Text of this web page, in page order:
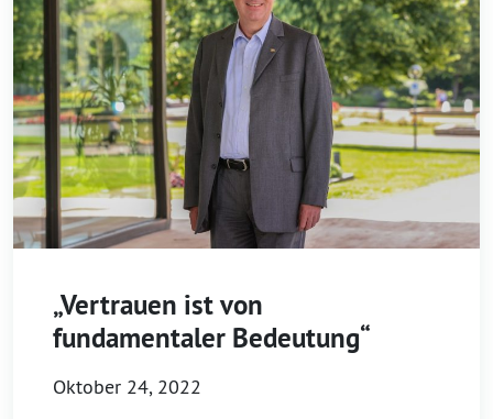
„Vertrauen ist von
fundamentaler Bedeutung“
Oktober 24, 2022